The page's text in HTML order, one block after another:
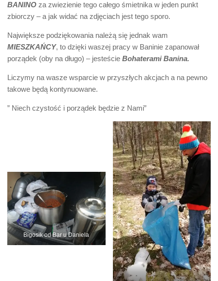
BANINO za zwiezienie tego całego śmietnika w jeden punkt
zbiorczy – a jak widać na zdjęciach jest tego sporo.
Największe podziękowania należą się jednak wam
MIESZKAŃCY, to dzięki waszej pracy w Baninie zapanował
porządek (oby na długo) – jesteście Bohaterami Banina.
Liczymy na wasze wsparcie w przyszłych akcjach a na pewno
takowe będą kontynuowane.
” Niech czystość i porządek będzie z Nami”
Bigosik od Bar u Daniela